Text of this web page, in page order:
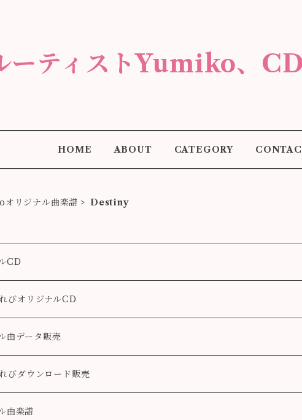
ーティストYumiko、
HOME ABOUT CATEGORY
リジナル曲楽譜 Destiny
CD
びオリジナルCD
曲データ販売
びダウンロード販売
曲楽譜